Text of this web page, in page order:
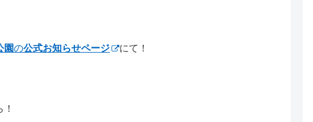
園の公式お知らせページ にて！